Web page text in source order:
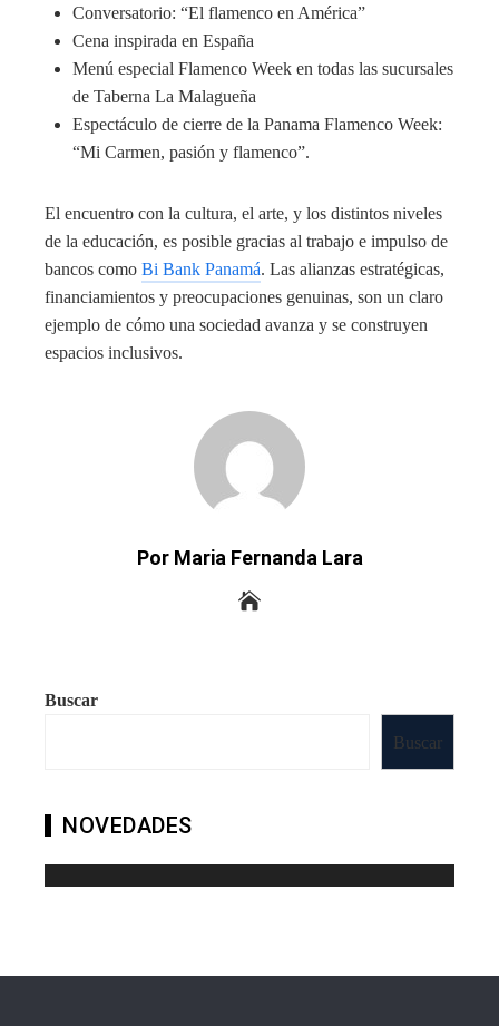
Conversatorio: “El flamenco en América”
Cena inspirada en España
Menú especial Flamenco Week en todas las sucursales
de Taberna La Malagueña
Espectáculo de cierre de la Panama Flamenco Week:
“Mi Carmen, pasión y flamenco”.
El encuentro con la cultura, el arte, y los distintos niveles
de la educación, es posible gracias al trabajo e impulso de
bancos como Bi Bank Panamá. Las alianzas estratégicas,
financiamientos y preocupaciones genuinas, son un claro
ejemplo de cómo una sociedad avanza y se construyen
espacios inclusivos.
Por Maria Fernanda Lara
Buscar
Buscar
NOVEDADES